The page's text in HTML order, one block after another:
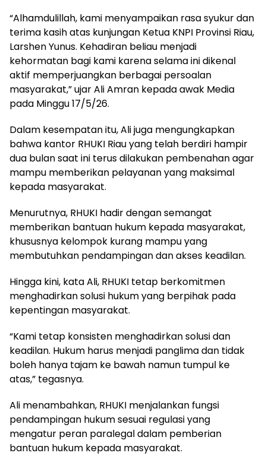
“Alhamdulillah, kami menyampaikan rasa syukur dan
terima kasih atas kunjungan Ketua KNPI Provinsi Riau,
Larshen Yunus. Kehadiran beliau menjadi
kehormatan bagi kami karena selama ini dikenal
aktif memperjuangkan berbagai persoalan
masyarakat,” ujar Ali Amran kepada awak Media
pada Minggu 17/5/26.
Dalam kesempatan itu, Ali juga mengungkapkan
bahwa kantor RHUKI Riau yang telah berdiri hampir
dua bulan saat ini terus dilakukan pembenahan agar
mampu memberikan pelayanan yang maksimal
kepada masyarakat.
Menurutnya, RHUKI hadir dengan semangat
memberikan bantuan hukum kepada masyarakat,
khususnya kelompok kurang mampu yang
membutuhkan pendampingan dan akses keadilan.
Hingga kini, kata Ali, RHUKI tetap berkomitmen
menghadirkan solusi hukum yang berpihak pada
kepentingan masyarakat.
“Kami tetap konsisten menghadirkan solusi dan
keadilan. Hukum harus menjadi panglima dan tidak
boleh hanya tajam ke bawah namun tumpul ke
atas,” tegasnya.
Ali menambahkan, RHUKI menjalankan fungsi
pendampingan hukum sesuai regulasi yang
mengatur peran paralegal dalam pemberian
bantuan hukum kepada masyarakat.